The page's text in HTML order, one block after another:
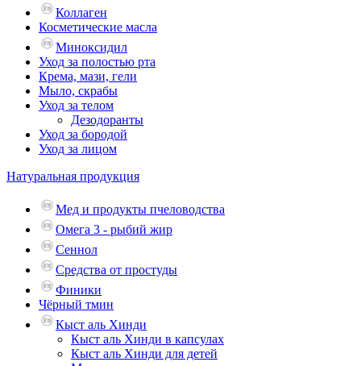
Коллаген
Косметические масла
Миноксидил
Уход за полостью рта
Крема, мази, гели
Мыло, скрабы
Уход за телом
Дезодоранты
Уход за бородой
Уход за лицом
Натуральная продукция
Мед и продукты пчеловодства
Омега 3 - рыбий жир
Сеннол
Средства от простуды
Финики
Чёрный тмин
Кыст аль Хинди
Кыст аль Хинди в капсулах
Кыст аль Хинди для детей